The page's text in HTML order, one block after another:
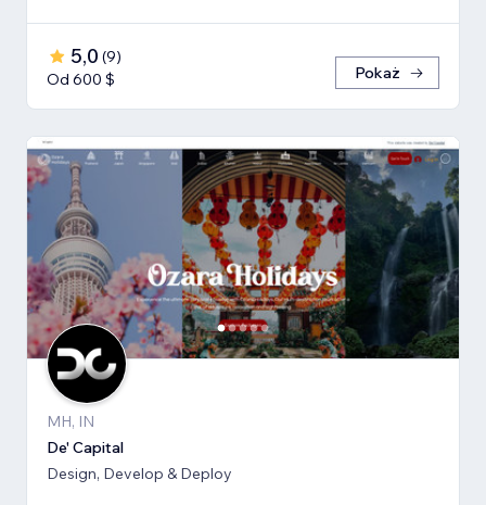
5,0 (9)
Od 600 $
Pokaż
MH, IN
De' Capital
Design, Develop & Deploy